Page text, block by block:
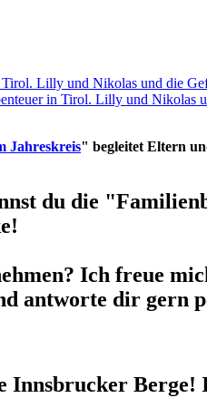
in Tirol. Lilly und Nikolas
Jahreskreis" begleitet Eltern
du die
Ich freue
antworte dir gern
Innsbrucker